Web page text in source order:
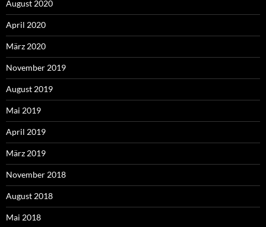
August 2020
April 2020
März 2020
November 2019
August 2019
Mai 2019
April 2019
März 2019
November 2018
August 2018
Mai 2018